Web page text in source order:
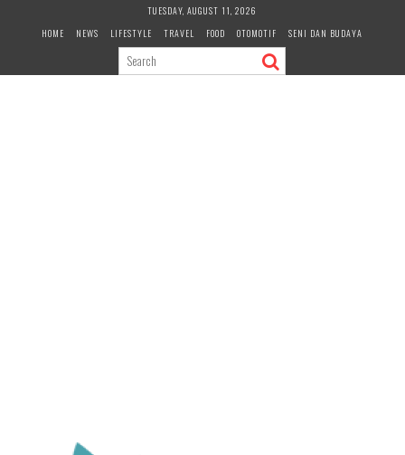
TUESDAY, AUGUST 11, 2026
HOME
NEWS LIFESTYLE TRAVEL FOOD OTOMOTIF SENI DAN BUDAYA